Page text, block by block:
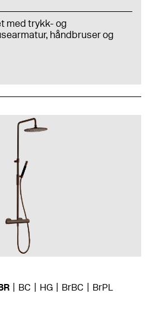
med trykk- og
, håndbruserog
BC HG BrBC BrPL